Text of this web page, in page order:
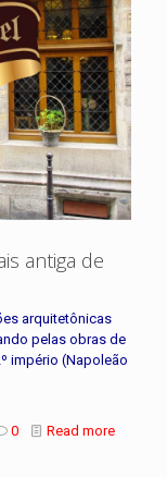
antiga de
arquitetônicas
pelas obras de
império (Napoleão
0 Read more